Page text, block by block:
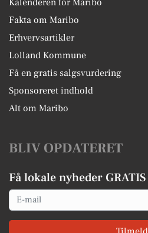
Fakta om Maribo
Erhvervsartikler
Lolland Kommune
Få en gratis salgsvurdering
Sponsoreret indhold
Alt om Maribo
BLIV OPDATERET
Få lokale nyheder GRATIS
Email